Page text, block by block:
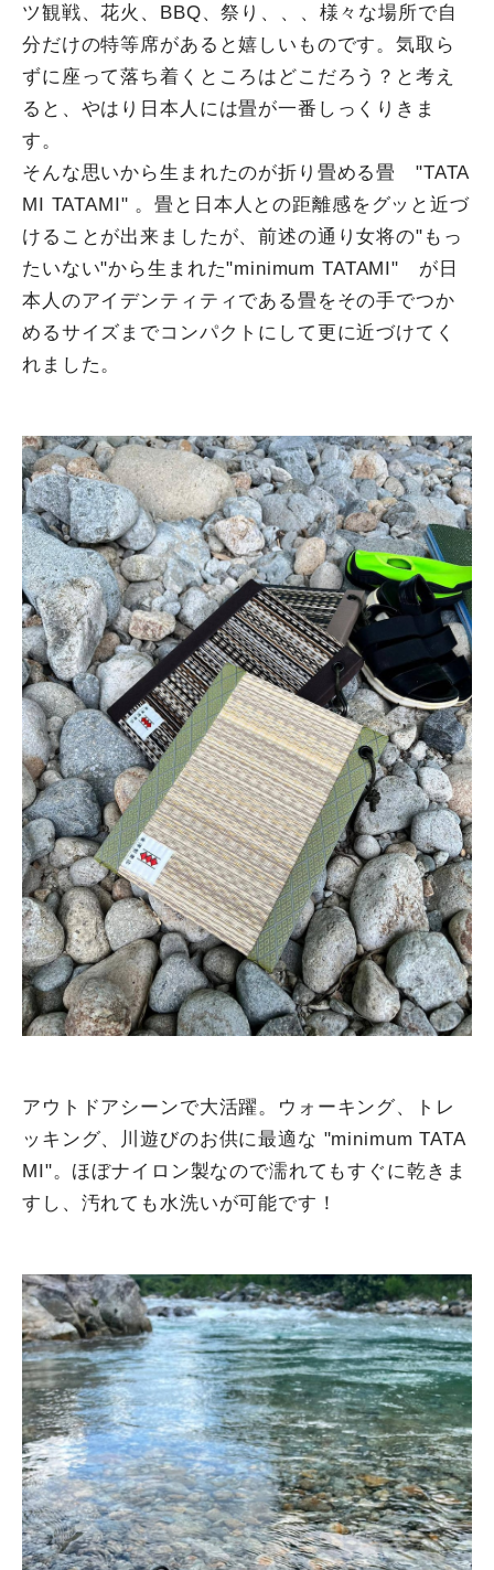
ツ観戦、花火、BBQ、祭り、、、様々な場所で自
分だけの特等席があると嬉しいものです。気取ら
ずに座って落ち着くところはどこだろう？と考え
ると、やはり日本人には畳が一番しっくりきま
す。
そんな思いから生まれたのが折り畳める畳 "TATA
MI TATAMI" 。畳と日本人との距離感をグッと近づ
けることが出来ましたが、前述の通り女将の"もっ
たいない"から生まれた"minimum TATAMI" が日
本人のアイデンティティである畳をその手でつか
めるサイズまでコンパクトにして更に近づけてく
れました。
アウトドアシーンで大活躍。ウォーキング、トレ
ッキング、川遊びのお供に最適な "minimum TATA
MI"。ほぼナイロン製なので濡れてもすぐに乾きま
すし、汚れても水洗いが可能です！